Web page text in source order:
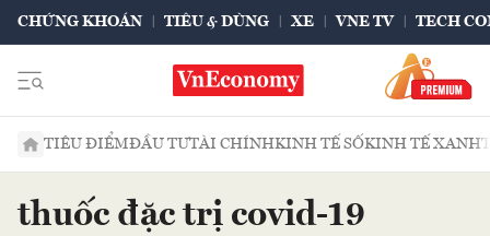
CHỨNG KHOÁN TIÊU & DÙNG XE VNE TV TECH
TIÊU ĐIỂMĐẦU TƯTÀI CHÍNHKINH TẾ SỐKINH TẾ XANH
thuốc đặc trị covid-19